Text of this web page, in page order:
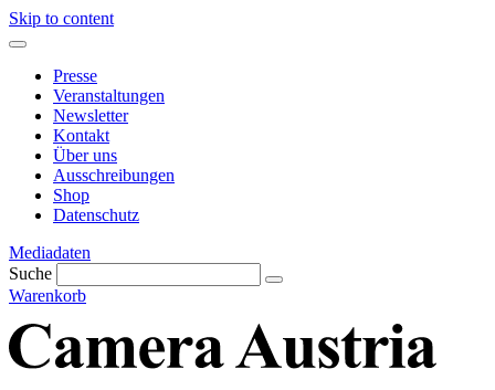
Skip to content
Presse
Veranstaltungen
Newsletter
Kontakt
Über uns
Ausschreibungen
Shop
Datenschutz
Mediadaten
Suche
Warenkorb